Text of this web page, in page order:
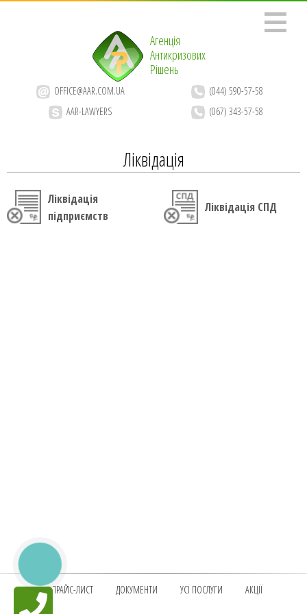
Агенція
Антикризових
Рішень
OFFICE@AAR.COM.UA
(044) 590-57-58
AAR-LAWYERS
(067) 343-57-58
Ліквідація
Ліквідація
підприємств
Ліквідація СПД
ПРАЙС-ЛИСТ ДОКУМЕНТИ УСІ ПОСЛУГИ АКЦІЇ